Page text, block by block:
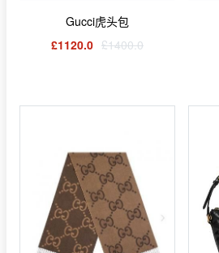
Gucci虎头包
£1120.0 £1400.0